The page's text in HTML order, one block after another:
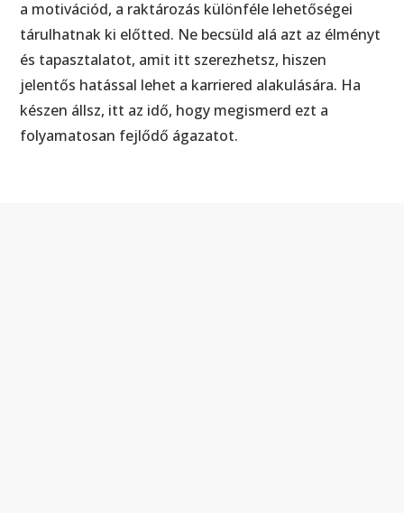
a motivációd, a raktározás különféle lehetőségei
tárulhatnak ki előtted. Ne becsüld alá azt az élményt
és tapasztalatot, amit itt szerezhetsz, hiszen
jelentős hatással lehet a karriered alakulására. Ha
készen állsz, itt az idő, hogy megismerd ezt a
folyamatosan fejlődő ágazatot.